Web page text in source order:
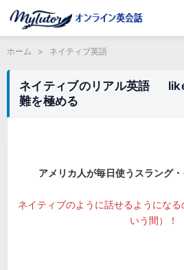
ホーム > ネイティブ英語
ネイティブのリアル英語
難を極める
アメリカ人が毎日使うスラング
ネイティブのように話せるようにな
いう間）！